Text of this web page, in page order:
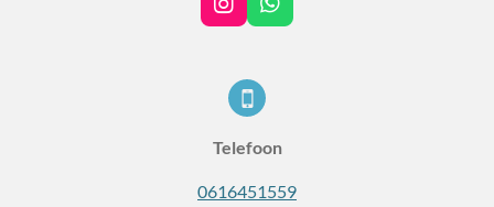
I
n
a
r
a
W
h
p
Telefoon
0616451559